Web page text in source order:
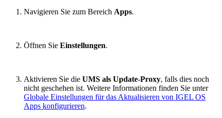
Navigieren Sie zum Bereich Apps.
Öffnen Sie Einstellungen.
Aktivieren Sie die UMS als Update-Proxy, falls dies noch
nicht geschehen ist. Weitere Informationen finden Sie unter
Globale Einstellungen für das Aktualisieren von IGEL OS
Apps konfigurieren.